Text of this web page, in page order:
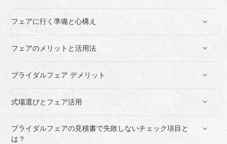
フェアに行く準備と心構え
フェアのメリットと活用法
ブライダルフェア デメリット
式場選びとフェア活用
ブライダルフェアの見積書で失敗しないチェック項目と
は？